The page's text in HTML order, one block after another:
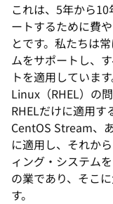
これは、5年から
ートするために費
とです。私たちは
ムをサポートし、
トを適用していま
Linux（RHEL）の
RHELだけに適用
CentOS Stream、
に適用し、それか
ィング・システム
の業であり、そこ
す。